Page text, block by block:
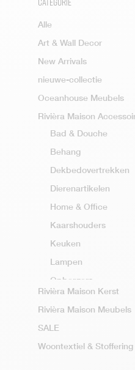
Alle
Art & Wall Decor
New Arrivals
nieuwe-collectie
Oceanhouse Meubels
Rivièra Maison
Bad & Douche
Behang
Dekbedovertrekken
Dierenartikelen
Home & Office
Kaarshouders
Keuken
Lampen
Opbergers
Deurmatten
Rivièra Maison Kerst
Rivièra Maison Meubels
SALE
Woontextiel & Stoffering